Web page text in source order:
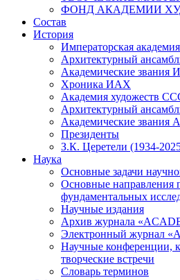
ФОНД АКАДЕМИИ
Состав
История
Императорская
Архитектурный
Академические звания
Хроника ИАХ
Академия художеств
Архитектурный
Академические
Президенты
З.К. Церетели (1934-
Наука
Основные задачи
Основные направления
фундаментальных
Научные издания
Архив журнала
Электронный журнал
Научные конференции,
творческие встречи
Словарь терминов